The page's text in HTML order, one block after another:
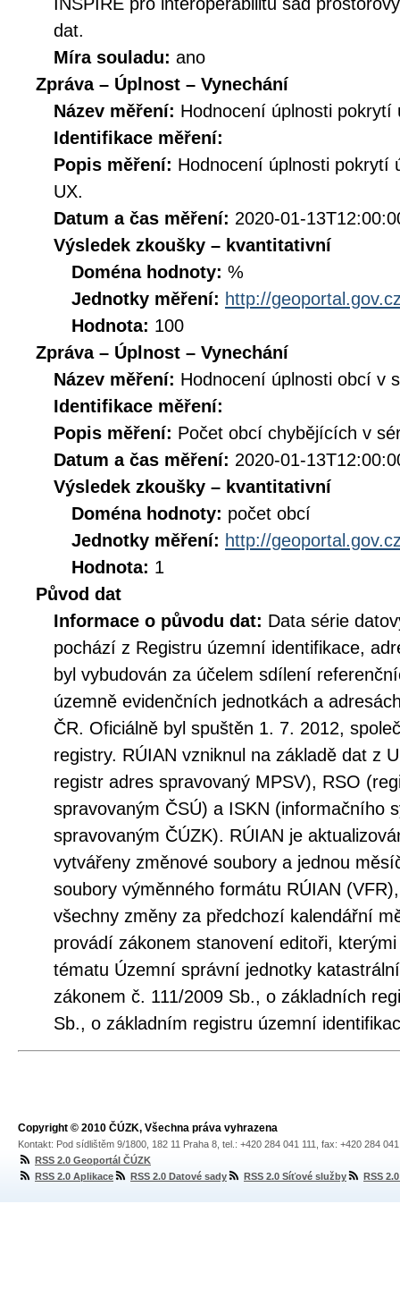
dat.
Míra souladu: ano
Zpráva – Úplnost – Vynechání
Název měření: Hodnocení úplnosti
Identifikace měření:
Popis měření: Hodnocení úplnosti pokrytí
UX.
Datum a čas měření: 2020-01-
Výsledek zkoušky – kvantitativní
Doména hodnoty: %
Jednotky měření: http://
Hodnota: 100
Zpráva – Úplnost – Vynechání
Název měření: Hodnocení úplnosti obcí v
Identifikace měření:
Popis měření: Počet obcí chybějících v
Datum a čas měření: 2020-01-
Výsledek zkoušky – kvantitativní
Doména hodnoty: počet obcí
Jednotky měření: http://
Hodnota: 1
Původ dat
Informace o původu dat: Data série
pochází z Registru územní identifikace,
byl vybudován za účelem sdílení
územně evidenčních jednotkách a
ČR. Oficiálně byl spuštěn 1. 7. 2012,
registry. RÚIAN vzniknul na základě dat z
registr adres spravovaný MPSV), RSO
spravovaným ČSÚ) a ISKN (informačního
spravovaným ČÚZK). RÚIAN je
vytvářeny změnové soubory a jednou
soubory výměnného formátu RÚIAN
všechny změny za předchozí kalendářní
provádí zákonem stanovení editoři,
tématu Územní správní jednotky
zákonem č. 111/2009 Sb., o základních
Sb., o základním registru územní
Copyright © 2010 ČÚZK, Všechna práva vyhrazena
Kontakt: Pod sídlištěm 9/1800, 182 11 Praha 8, tel.: +420 284 041 111, fax: +420 284
RSS 2.0 Geoportál ČÚZK
RSS 2.0 Aplikace
RSS 2.0 Datové sady RSS 2.0 Síťové služby RSS